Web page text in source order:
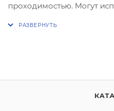
проходимостью. Могут
очищаются и имеют